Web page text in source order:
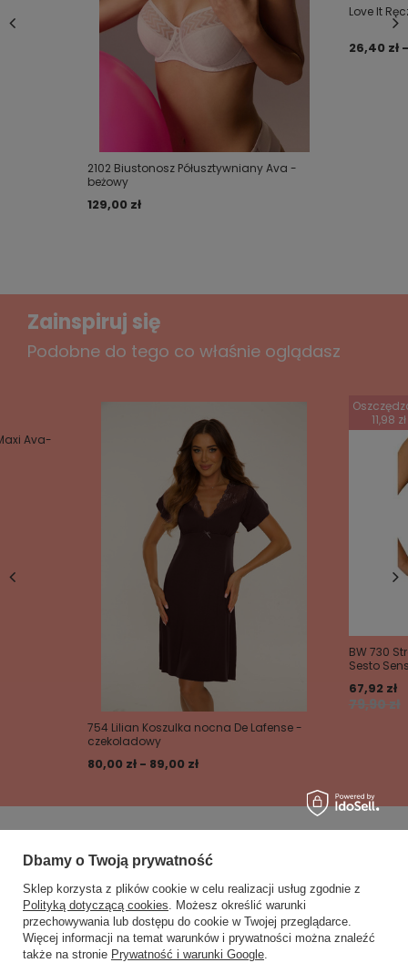
2102 Biustonosz Półusztywniany Ava -
beżowy
129,00 zł
Love It
26,40 zł
Zainspiruj się
Podobne do tego co właśnie oglądasz
Ava-
754 Lilian Koszulka nocna De Lafense -
czekoladowy
80,00 zł - 89,00 zł
11,98 zł
BW 730
Sesto
79,90 zł
67,92 zł
Zobacz również
Inne rzeczy od tego samego producenta
Oszczędzasz
×
✨ Asystent zakupowy
Napisz czego szukasz — pokażę
gotowe propozycje.
Dbamy o Twoją prywatność
Sklep korzysta z plików cookie w celu realizacji usług zgodnie z
Polityką dotyczącą cookies. Możesz określić warunki
przechowywania lub dostępu do cookie w Twojej przeglądarce.
Więcej informacji na temat warunków i prywatności można znaleźć
także na stronie Prywatność i warunki Google.